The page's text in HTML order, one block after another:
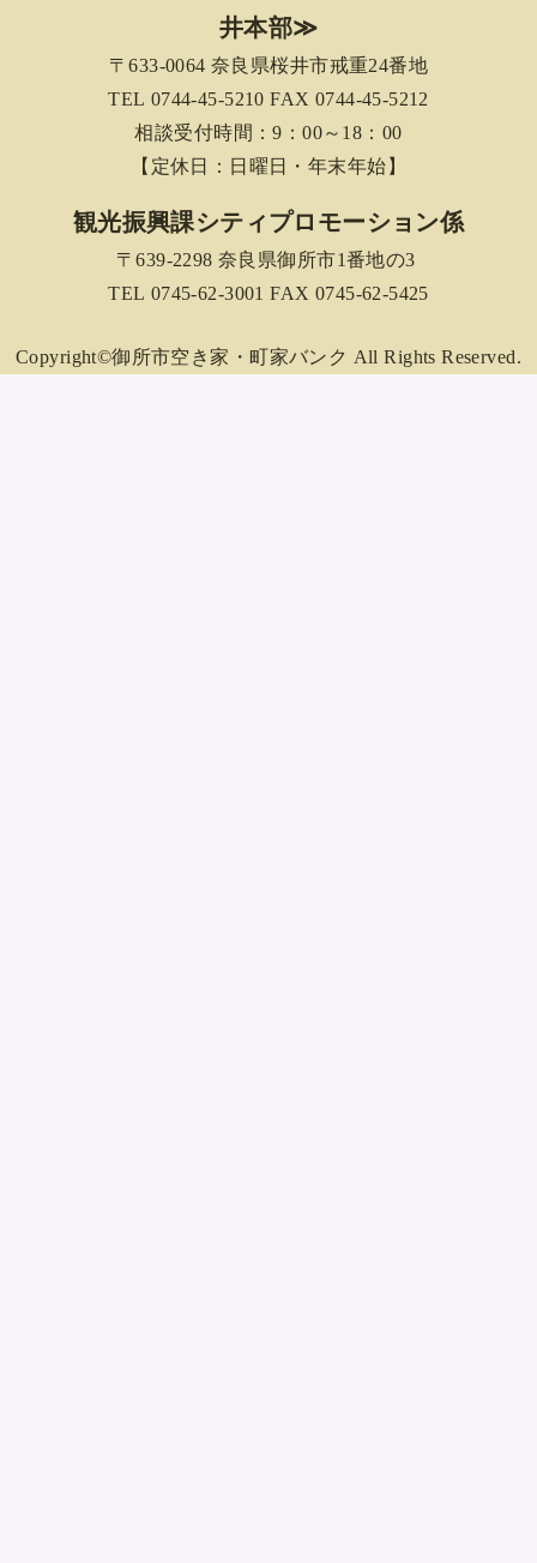
井本部≫
〒633-0064 奈良県桜井市戒重24番地
TEL 0744-45-5210 FAX 0744-45-5212
相談受付時間：9：00～18：00
【定休日：日曜日・年末年始】
観光振興課シティプロモーション係
〒639-2298 奈良県御所市1番地の3
TEL 0745-62-3001 FAX 0745-62-5425
Copyright©御所市空き家・町家バンク All Rights Reserved.